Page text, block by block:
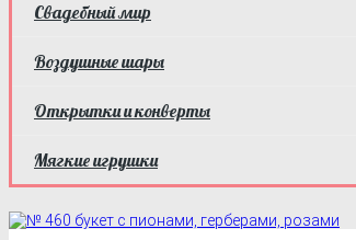
Свадебный мир
Воздушные шары
Открытки и конверты
Мягкие игрушки